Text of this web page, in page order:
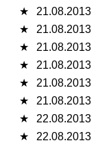
★
21.08.2013
★
21.08.2013
★
21.08.2013
★
21.08.2013
★
21.08.2013
★
21.08.2013
★
22.08.2013
★
22.08.2013